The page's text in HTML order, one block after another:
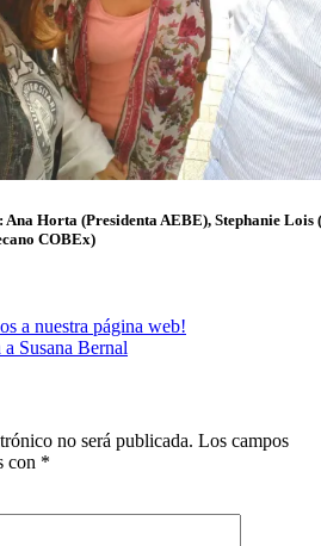
Ana Horta (Presidenta AEBE), Stephanie Lois
COBEx)
a nuestra página web!
Susana Bernal
no será publicada. Los campos
con *